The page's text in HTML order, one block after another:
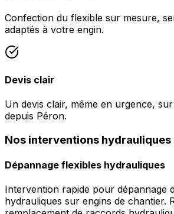
Confection du flexible sur mesure,
adaptés à votre engin.
Devis clair
Un devis clair, même en urgence,
depuis Péron.
Nos interventions hydrauliques
Dépannage flexibles hydrauliques
Intervention rapide pour dépannage
hydrauliques sur engins de chantier.